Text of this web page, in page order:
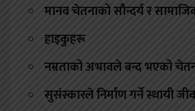
मानव चेतनाको सौन्दर्य र
हाइकुहरू
नम्रताको अभावले बन्द भएको
सुसंस्कारले निर्माण गर्ने स्थायी